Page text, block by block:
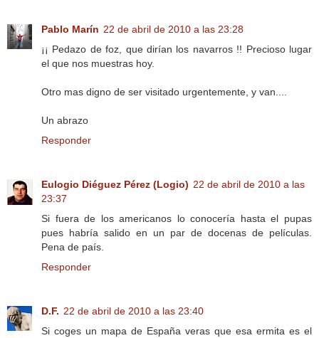
Pablo Marín 22 de abril de 2010 a las 23:28
¡¡ Pedazo de foz, que dirían los navarros !! Precioso lugar
el que nos muestras hoy.
Otro mas digno de ser visitado urgentemente, y van....
Un abrazo
Responder
Eulogio Diéguez Pérez (Logio) 22 de abril de 2010 a las
23:37
Si fuera de los americanos lo conocería hasta el pupas
pues habría salido en un par de docenas de películas.
Pena de país.
Responder
D.F. 22 de abril de 2010 a las 23:40
Si coges un mapa de España veras que esa ermita es el